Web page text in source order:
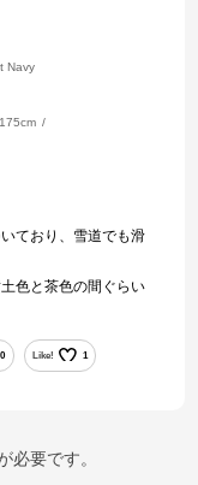
Navy
ており、雪道でも滑
色と茶色の間ぐらい
0 Like! 1
必要です。